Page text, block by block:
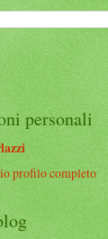
personali
profilo completo